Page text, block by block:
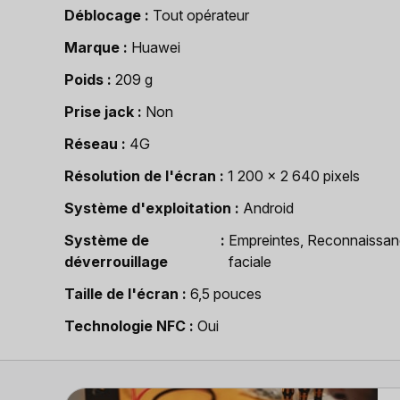
Déblocage
Tout opérateur
Marque
Huawei
Poids
209 g
Prise jack
Non
Réseau
4G
Résolution de l'écran
1 200 x 2 640 pixels
Système d'exploitation
Android
Système de
déverrouillage
Empreintes,
faciale
Taille de l'écran
6,5 pouces
Technologie NFC
Oui